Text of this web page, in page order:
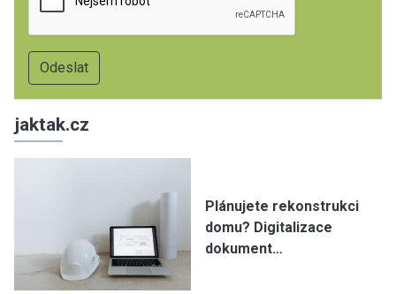
jaktak.cz
Plánujete rekonstrukci
domu? Digitalizace
dokument…